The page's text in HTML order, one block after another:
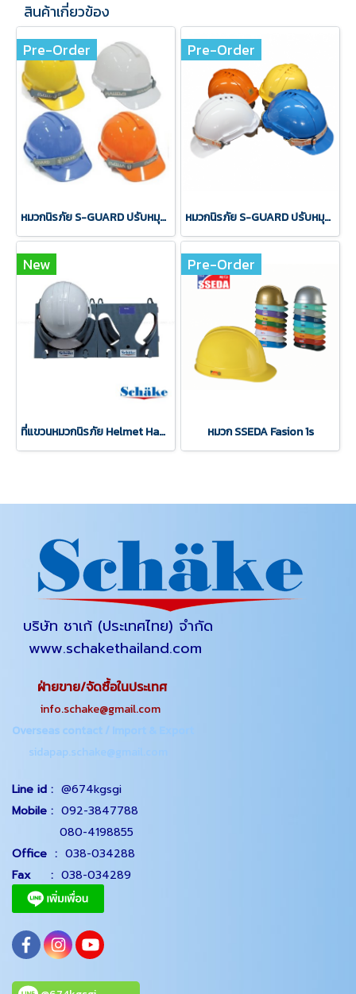
สินค้าเกี่ยวข้อง
Pre-Order
หมวกนิรภัย S-GUARD ปรับหมุน รุ่น S-1 มอก.
Pre-Order
หมวกนิรภัย S-GUARD ปรับหมุน รุ่นJ1 มีรูระบาย
New
ที่แขวนหมวกนิรภัย Helmet Hanger วัสดุ ABS พรีเมี่ยม
Pre-Order
หมวก SSEDA Fasion 1s
บริษัท ชาเก้ (ประเทศไทย) จำกัด
www.schakethailand.com
ฝ่ายขาย/จัดซื้อในประเทศ
info.schake@gmail.com
Overseas contact / Import & Export
sidapap.schake@gmail.com
Line id : @674kgsgi
Mobile : 092-3847788
080-4198855
Office : 038-034288
Fax : 038-034289